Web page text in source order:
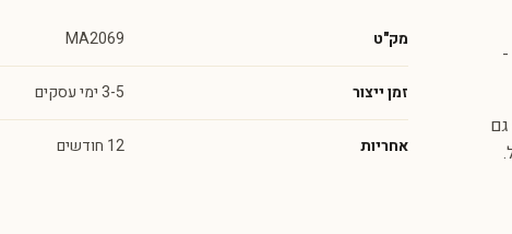
מ -
גם
מק"ט MA2069
זמן ייצור 3-5 ימי עסקים
אחריות 12 חודשים